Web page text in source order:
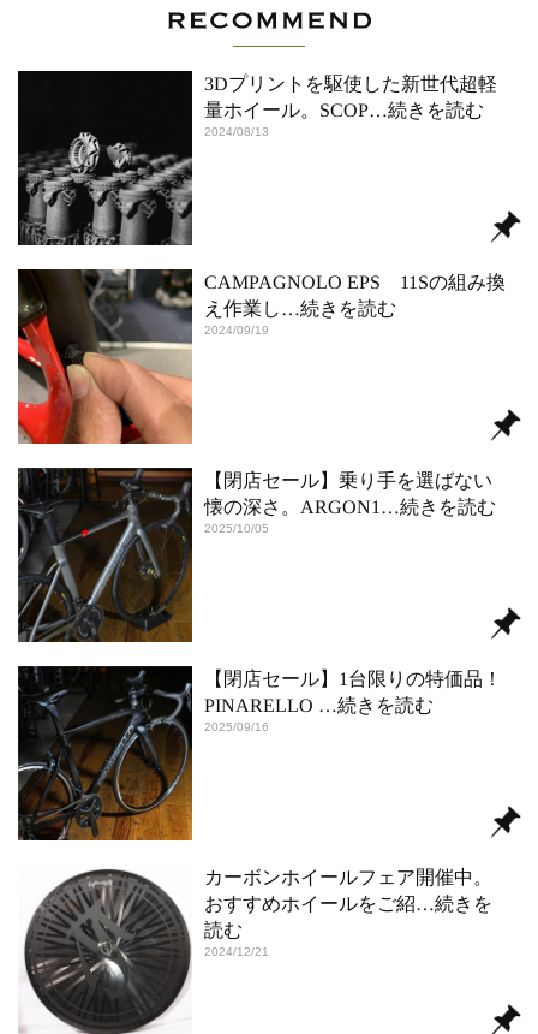
3Dプリントを駆使した新世代超軽
量ホイール。SCOP…続きを読む
2024/08/13
CAMPAGNOLO EPS 11Sの組み換
え作業し …続きを読む
2024/09/19
【閉店セール】乗り手を選ばない
懐の深さ。ARGON1 …続きを読む
2025/10/05
【閉店セール】1台限りの特価品！
PINARELLO …続きを読む
2025/09/16
カーボンホイールフェア開催中。
おすすめホイールをご紹…続きを
読む
2024/12/21